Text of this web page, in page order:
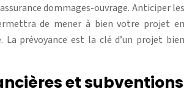
dommages-ouvrage. Anticiper les
de mener à bien votre projet en
prévoyance est la clé d’un projet bien
et subventions